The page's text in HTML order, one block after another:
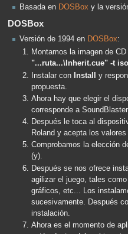
Basada en DOSBox y la
DOSBox
Versión de 1994 en DOSBox:
Montamos la imagen de
"...ruta...\Inherit.cue" -t iso
Instalar con
Install
y
propuesta.
Ahora hay que elegir el
corresponde a
Después le toca al
Roland y acepta los
Comprobamos la elección
(y).
Después se nos ofrece
agilizar el juego, tales
gráficos, etc... Los
sucesivamente. Después
instalación.
Ahora es el momento de